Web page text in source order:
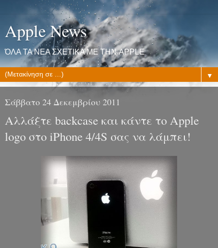
Apple News
ΌΛΑ ΤΑ ΝΕΑ ΣΧΕΤΙΚΑ ΜΕ ΤΗΝ APPLE
▼
Σάββατο 24 Δεκεμβρίου 2011
Αλλάξτε backcase και κάντε το Apple
logo στο iPhone 4/4S σας να λάμπει!